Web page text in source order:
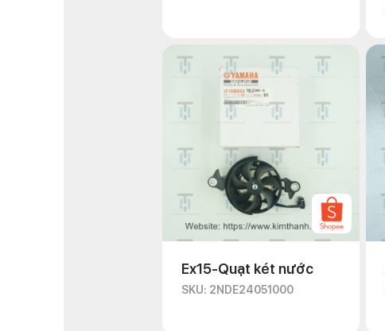
Ex15-Quạt két nước
SKU: 2NDE24051000